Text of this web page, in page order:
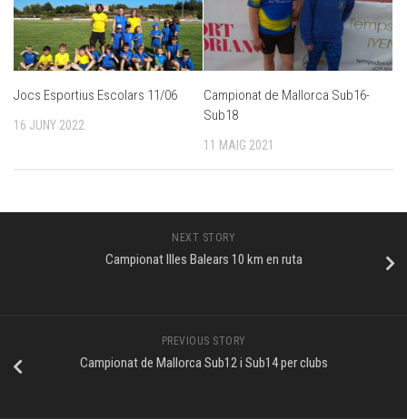
Jocs Esportius Escolars 11/06
16 JUNY 2022
Campionat de Mallorca Sub16-
Sub18
11 MAIG 2021
NEXT STORY
Campionat Illes Balears 10 km en ruta
PREVIOUS STORY
Campionat de Mallorca Sub12 i Sub14 per clubs